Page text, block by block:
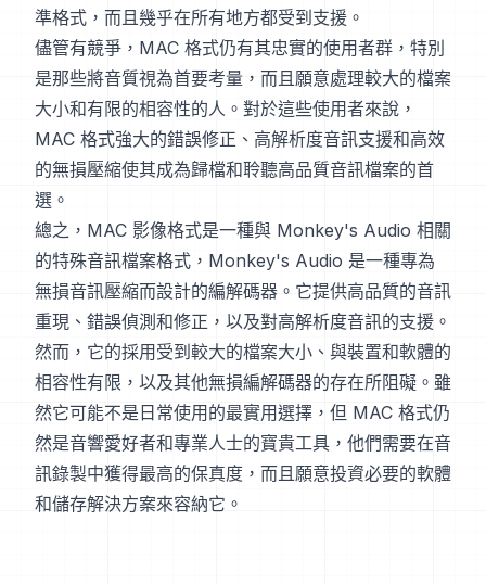
準格式，而且幾乎在所有地方都受到支援。
儘管有競爭，MAC 格式仍有其忠實的使用者群，特別
是那些將音質視為首要考量，而且願意處理較大的檔案
大小和有限的相容性的人。對於這些使用者來說，
MAC 格式強大的錯誤修正、高解析度音訊支援和高效
的無損壓縮使其成為歸檔和聆聽高品質音訊檔案的首
選。
總之，MAC 影像格式是一種與 Monkey's Audio 相關
的特殊音訊檔案格式，Monkey's Audio 是一種專為
無損音訊壓縮而設計的編解碼器。它提供高品質的音訊
重現、錯誤偵測和修正，以及對高解析度音訊的支援。
然而，它的採用受到較大的檔案大小、與裝置和軟體的
相容性有限，以及其他無損編解碼器的存在所阻礙。雖
然它可能不是日常使用的最實用選擇，但 MAC 格式仍
然是音響愛好者和專業人士的寶貴工具，他們需要在音
訊錄製中獲得最高的保真度，而且願意投資必要的軟體
和儲存解決方案來容納它。